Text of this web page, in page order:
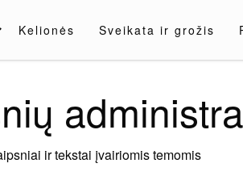
Kelionės Sveikata ir grožis
ir tekstai įvairiomis temomis